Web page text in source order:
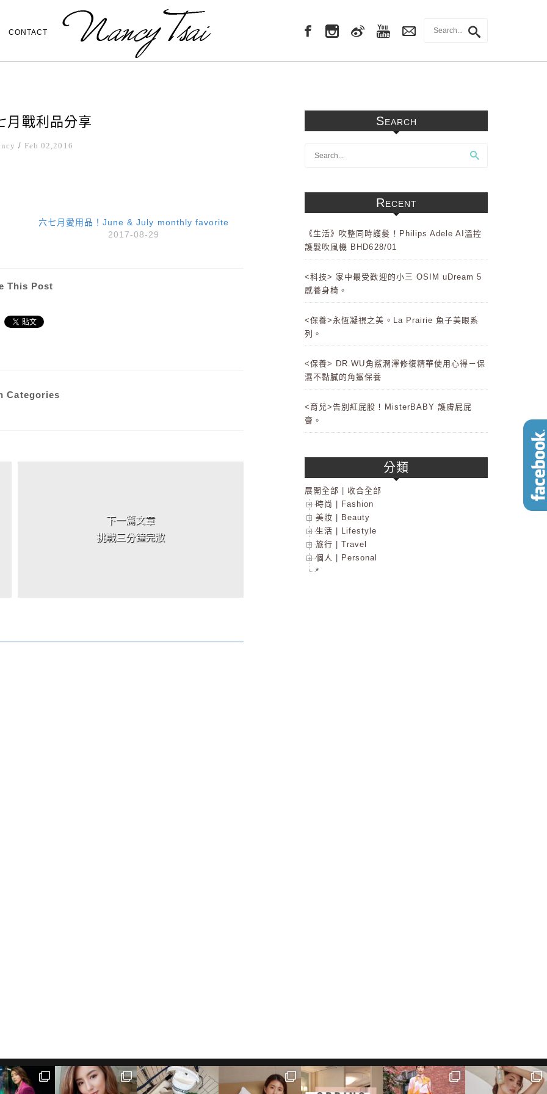
CONTACT
月戰利品分享
/ Feb 02,2016
六七月愛用品！June & July monthly favorite
2017-08-29
This Post
Categories
下一篇文章
挑戰三分鐘完妝
Search
Recent
《生活》吹整同時護髮！Philips Adele AI溫控
護髮吹風機 BHD628/01
<科技> 家中最受歡迎的小三 OSIM uDream 5
感養身椅。
<保養>永恆凝視之美。La Prairie 魚子美眼系
列。
<保養> DR.WU角鯊潤澤修復精華使用心得－保
濕不黏膩的角鯊保養
<育兒>告別紅屁股！MisterBABY 護膚屁屁
膏。
分類
展開全部
收合全部
時尚 | Fashion
美妝 | Beauty
生活 | Lifestyle
旅行 | Travel
個人 | Personal
*